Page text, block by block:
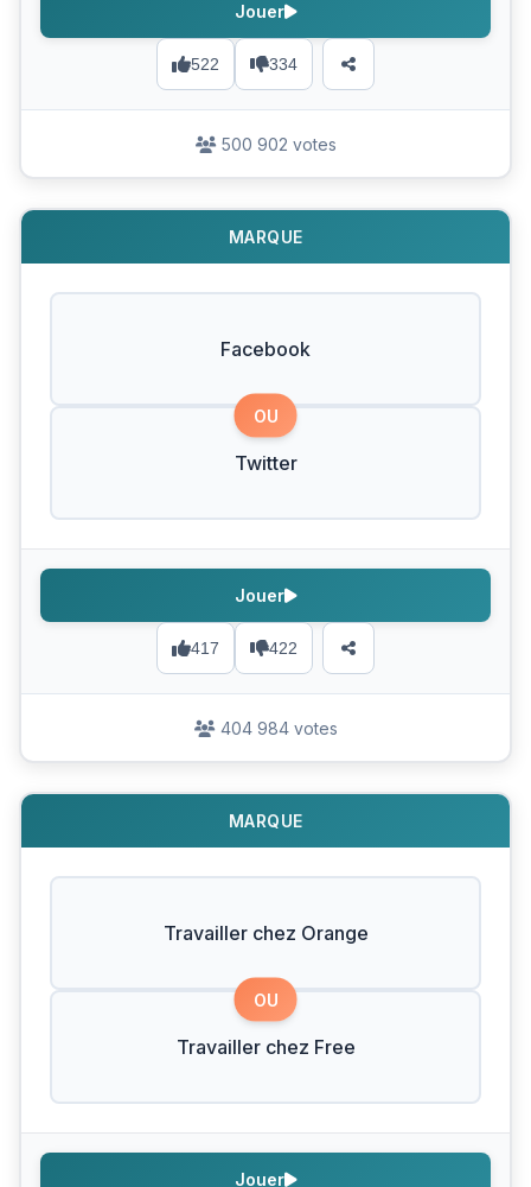
522 334
Jouer
500 902 votes
MARQUE
Facebook
OU
Twitter
417 422
Jouer
404 984 votes
MARQUE
Travailler chez Orange
OU
Travailler chez Free
Jouer